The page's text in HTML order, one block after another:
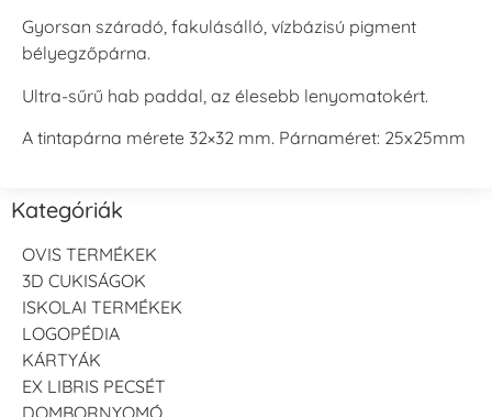
Gyorsan száradó, fakulásálló, vízbázisú pigment
bélyegzőpárna.
Ultra-sűrű hab paddal, az élesebb lenyomatokért.
A tintapárna mérete 32×32 mm. Párnaméret: 25x25mm
Kategóriák
OVIS TERMÉKEK
3D CUKISÁGOK
ISKOLAI TERMÉKEK
LOGOPÉDIA
KÁRTYÁK
EX LIBRIS PECSÉT